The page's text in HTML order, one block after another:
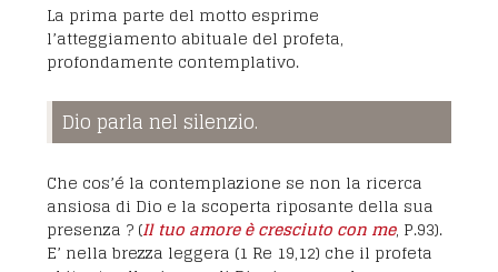
La prima parte del motto esprime
l’atteggiamento abituale del profeta,
profondamente contemplativo.
Dio parla nel silenzio.
Che cos’é la contemplazione se non la ricerca
ansiosa di Dio e la scoperta riposante della sua
presenza ? (Il tuo amore è cresciuto con me, P.93).
E’ nella brezza leggera (1 Re 19,12) che il profeta